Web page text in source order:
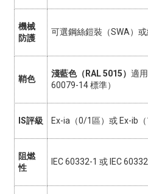
機械
防護
可選鋼絲鎧裝（SWA）
鞘色
淺藍色（RAL 5015） 適
60079-14 標準）
IS評級 Ex-ia（0/1區）或 Ex-ib
阻燃
性
IEC 60332-1 或 IEC